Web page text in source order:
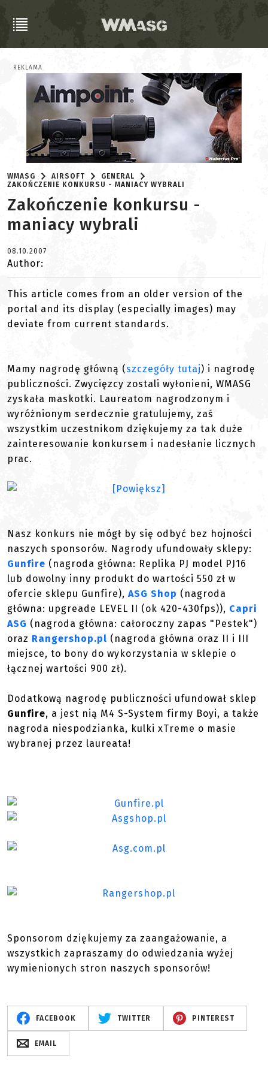
REKLAMA
WMASG AIRSOFT
GENERAL
ZAKOŃCZENIE KONKURSU - MANIACY WYBRALI
Zakończenie konkursu -
maniacy wybrali
08.10.2007
Author:
This article comes from an older version of the
portal and its display (especially images) may
deviate from current standards.
Mamy nagrodę główną (szczegóły tutaj) i nagrodę
publiczności. Zwycięzcy zostali wyłonieni, WMASG
zyskała maskotki. Laureatom nagrodzonym i
wyróżnionym serdecznie gratulujemy, zaś
wszystkim uczestnikom dziękujemy za tak duże
zainteresowanie konkursem i nadesłanie licznych
prac.
Nasz konkurs nie mógł by się odbyć bez hojności
naszych sponsorów. Nagrody ufundowały sklepy:
Gunfire (nagroda główna: Replika PJ model PJ16
lub dowolny inny produkt do wartości 550 zł w
ofercie sklepu Gunfire), ASG Shop (nagroda
główna: upgreade LEVEL II (ok 420-430fps)), Capri
ASG (nagroda główna: całoroczny zapas "Pestek")
oraz Rangershop.pl (nagroda główna oraz II i III
miejsce, to bony do wykorzystania w sklepie o
łącznej wartości 900 zł).
Dodatkową nagrodę publiczności ufundował sklep
Gunfire, a jest nią M4 S-System firmy Boyi, a także
nagroda niespodzianka, kulki xTreme o masie
wybranej przez laureata!
Sponsorom dziękujemy za zaangażowanie, a
wszystkich zapraszamy do odwiedzania wyżej
wymienionych stron naszych sponsorów!
FACEBOOK TWITTER PINTEREST
EMAIL